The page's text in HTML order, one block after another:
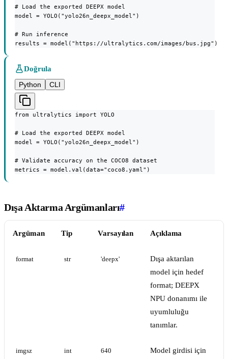
# Load the exported DEEPX model
model = YOLO("yolo26n_deepx_model")
# Run inference
results = model("https://ultralytics.com/images/bus.jpg")
Doğrula
Python
CLI
from ultralytics import YOLO
# Load the exported DEEPX model
model = YOLO("yolo26n_deepx_model")
# Validate accuracy on the COCO8 dataset
metrics = model.val(data="coco8.yaml")
Dışa Aktarma Argümanları#
Argüman Tip Varsayılan Açıklama
format str 'deepx'
Dışa aktarılan
model için hedef
format; DEEPX
NPU donanımı ile
uyumluluğu
tanımlar.
imgsz int 640
Model girdisi için